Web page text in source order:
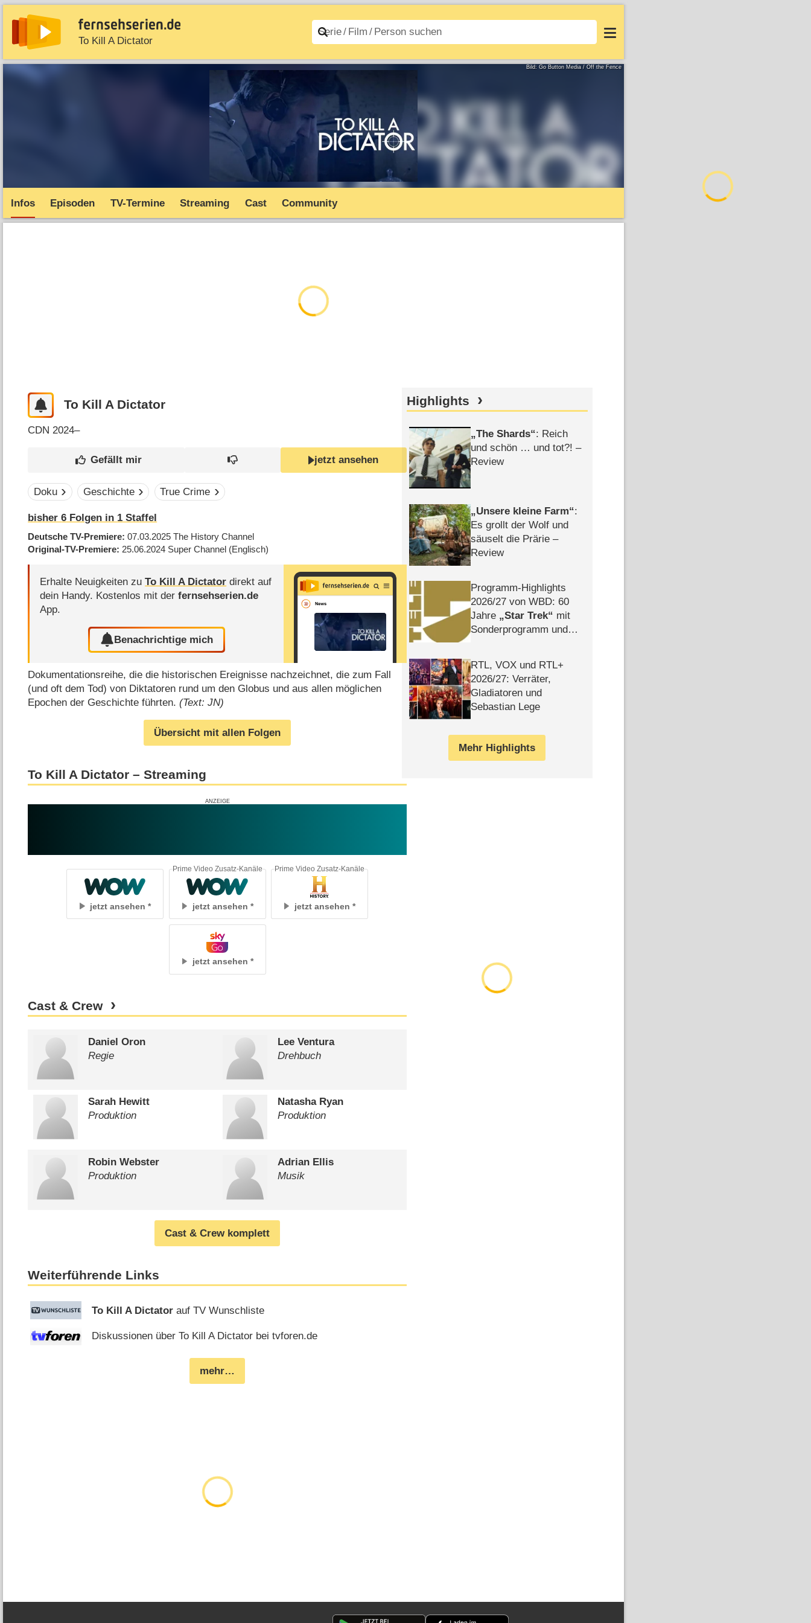
To Kill A Dictator
News Entdecken Streaming Filme A–Z Login
Bild: Go Button Media / Off the Fence
Infos Episoden TV-Termine Streaming Cast Community
To Kill A Dictator
CDN 2024–
jetzt ansehen
Doku Geschichte True Crime
bisher6 Folgen in 1 Staffel
Deutsche TV-Premiere 07.03.2025The History Channel
Original-TV-Premiere 25.06.2024 Super Channel (Englisch)
Erhalte Neuigkeiten zuTo Kill A Dictator direkt auf
dein Handy. Kostenlos mit derfernsehserien.de
App.
Benachrichtige mich
Dokumentationsreihe, die die historischen Ereignisse nachzeichnet, die zum Fall
(und oft dem Tod) von Diktatoren rund um den Globus und aus allen möglichen
Epochen der Geschichte führten.(Text: JN)
Übersicht mit allen Folgen
To Kill A Dictator – Streaming
jetzt ansehen jetzt ansehen
Prime Video Zusatz-Kanäle
jetzt ansehen
Prime Video Zusatz-Kanäle
jetzt ansehen
Cast & Crew
Daniel Oron
Regie
Lee Ventura
Drehbuch
Sarah Hewitt
Produktion
Natasha Ryan
Produktion
Robin Webster
Produktion
Adrian Ellis
Musik
Cast & Crew komplett
Weiterführende Links
To Kill A Dictator auf TV Wunschliste
Diskussionen über To Kill A Dictator bei tvforen.de
mehr…
Highlights
The Shards : Reich
und schön … und tot?! –
Review
Unsere kleine Farm :
Es grollt der Wolf und
säuselt die Prärie –
Review
Programm-Highlights
2026/​27 von WBD: 60
Jahre
Star Trek
mit
Sonderprogramm und
RTL, VOX und RTL+
2026/​27: Verräter,
Gladiatoren und
Sebastian Lege
Mehr Highlights